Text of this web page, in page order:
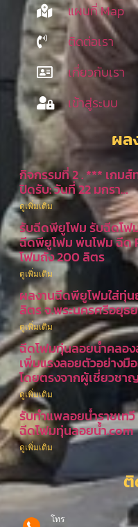
แผนที่ Map
ติดต่อเรา
เกี่ยวกับเรา
เข้าสู่ระบบ
ผล
กิจกรรมที่ 2 . *** เกม
ปิดรับ: วันที่ 22 มกรา…
ดูเพิ่มเติม
รับฉีดพียูโฟม รับฉีดโฟ
ฉีดพียูโฟม พ่นโฟม ฉีด
โฟมถัง 200 ลิตร
ดูเพิ่มเติม
ผลงานฉีดพียูโฟมใส่ทุ่
ลิตร จ.พระนครศรีอยุธ
ดูเพิ่มเติม
ฉีดโฟมทุ่นลอยน้ำคลอ
เพิ่มแรงลอยตัวอย่าง
โดยตรงจากผู้เชี่ยวช
ดูเพิ่มเติม
รับทำแพลอยน้ำราชเท
ฉีดโฟมทุ่นลอยน้ำ.com
ดูเพิ่มเติม
ติ
โทร